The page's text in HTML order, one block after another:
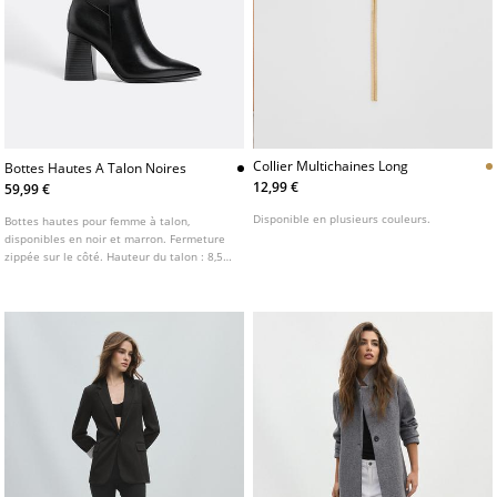
Bottes Hautes A Talon Noires
59,99 €
Bottes hautes pour femme à talon,
disponibles en noir et marron. Fermeture
zippée sur le côté. Hauteur du talon : 8,5
un confort accru.
Collier Multichaines Long
12,99 €
Disponible en plusieurs couleurs.